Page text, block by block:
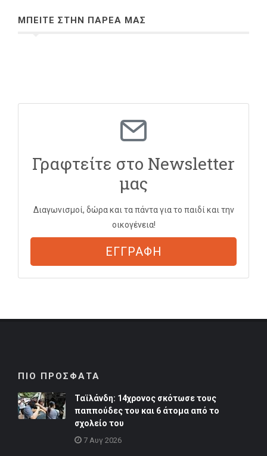
ΜΠΕΙΤΕ ΣΤΗΝ ΠΑΡΕΑ ΜΑΣ
Γραφτείτε στο Newsletter
μας
Διαγωνισμοί, δώρα και τα πάντα για το παιδί και την
οικογένεια!
ΕΓΓΡΑΦΗ
ΠΙΟ ΠΡΟΣΦΑΤΑ
Ταϊλάνδη: 14χρονος σκότωσε τους
παππούδες του και 6 άτομα από το
σχολείο του
7 Αυγ 2026